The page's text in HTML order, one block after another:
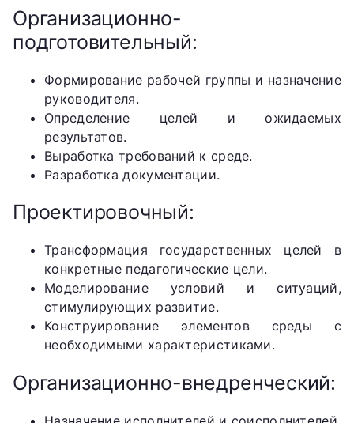
Организационно-
подготовительный:
Формирование рабочей группы и назначение
руководителя.
Определение целей и ожидаемых
результатов.
Выработка требований к среде.
Разработка документации.
Проектировочный:
Трансформация государственных целей в
конкретные педагогические цели.
Моделирование условий и ситуаций,
стимулирующих развитие.
Конструирование элементов среды с
необходимыми характеристиками.
Организационно-внедренческий: